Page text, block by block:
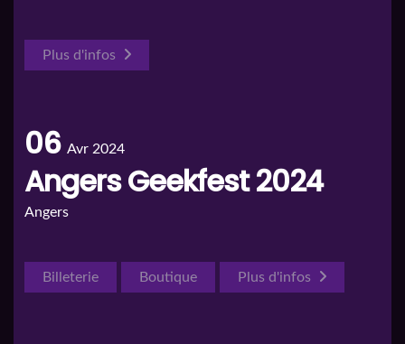
Plus d'infos
06 Avr 2024
Angers Geekfest 2024
Angers
Billeterie Boutique Plus d'infos